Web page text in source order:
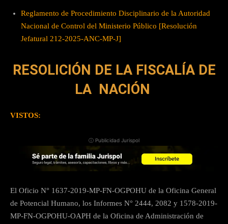
Reglamento de Procedimiento Disciplinario de la Autoridad
Nacional de Control del Ministerio Público [Resolución
Jefatural 212-2025-ANC-MP-J]
RESOLICIÓN DE LA FISCALÍA DE
LA NACIÓN
VISTOS:
ⓘ Publicidad Jurispol
El Oficio N° 1637-2019-MP-FN-OGPOHU de la Oficina General
de Potencial Humano, los Informes N° 2444, 2082 y 1578-2019-
MP-FN-OGPOHU-OAPH de la Oficina de Administración de